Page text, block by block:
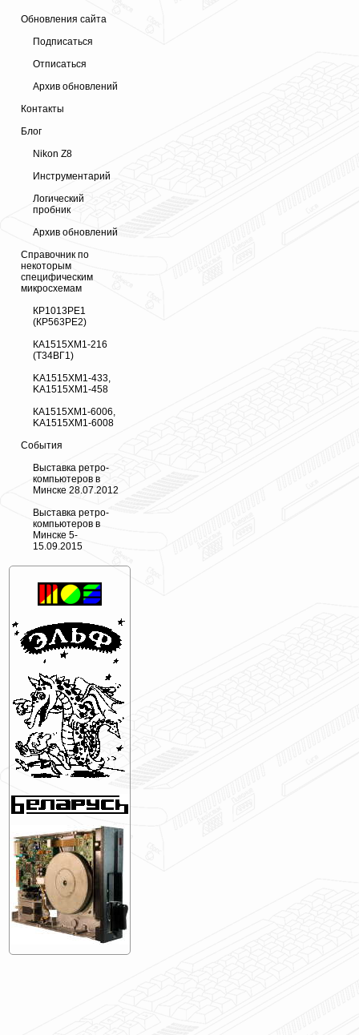
Обновления сайта
Подписаться
Отписаться
Архив обновлений
Контакты
Блог
Nikon Z8
Инструментарий
Логический
пробник
Архив обновлений
Справочник по
некоторым
специфическим
микросхемам
КР1013РЕ1
(КР563РЕ2)
КА1515ХМ1-216
(Т34ВГ1)
KA1515XM1-433,
KA1515XM1-458
КА1515ХМ1-6006,
KA1515XM1-6008
События
Выставка ретро-
компьютеров в
Минске 28.07.2012
Выставка ретро-
компьютеров в
Минске 5-
15.09.2015